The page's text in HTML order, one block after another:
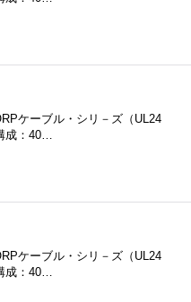
ケーブル・シリ－ズ（UL24
成：40…
ケーブル・シリ－ズ（UL24
成：40…